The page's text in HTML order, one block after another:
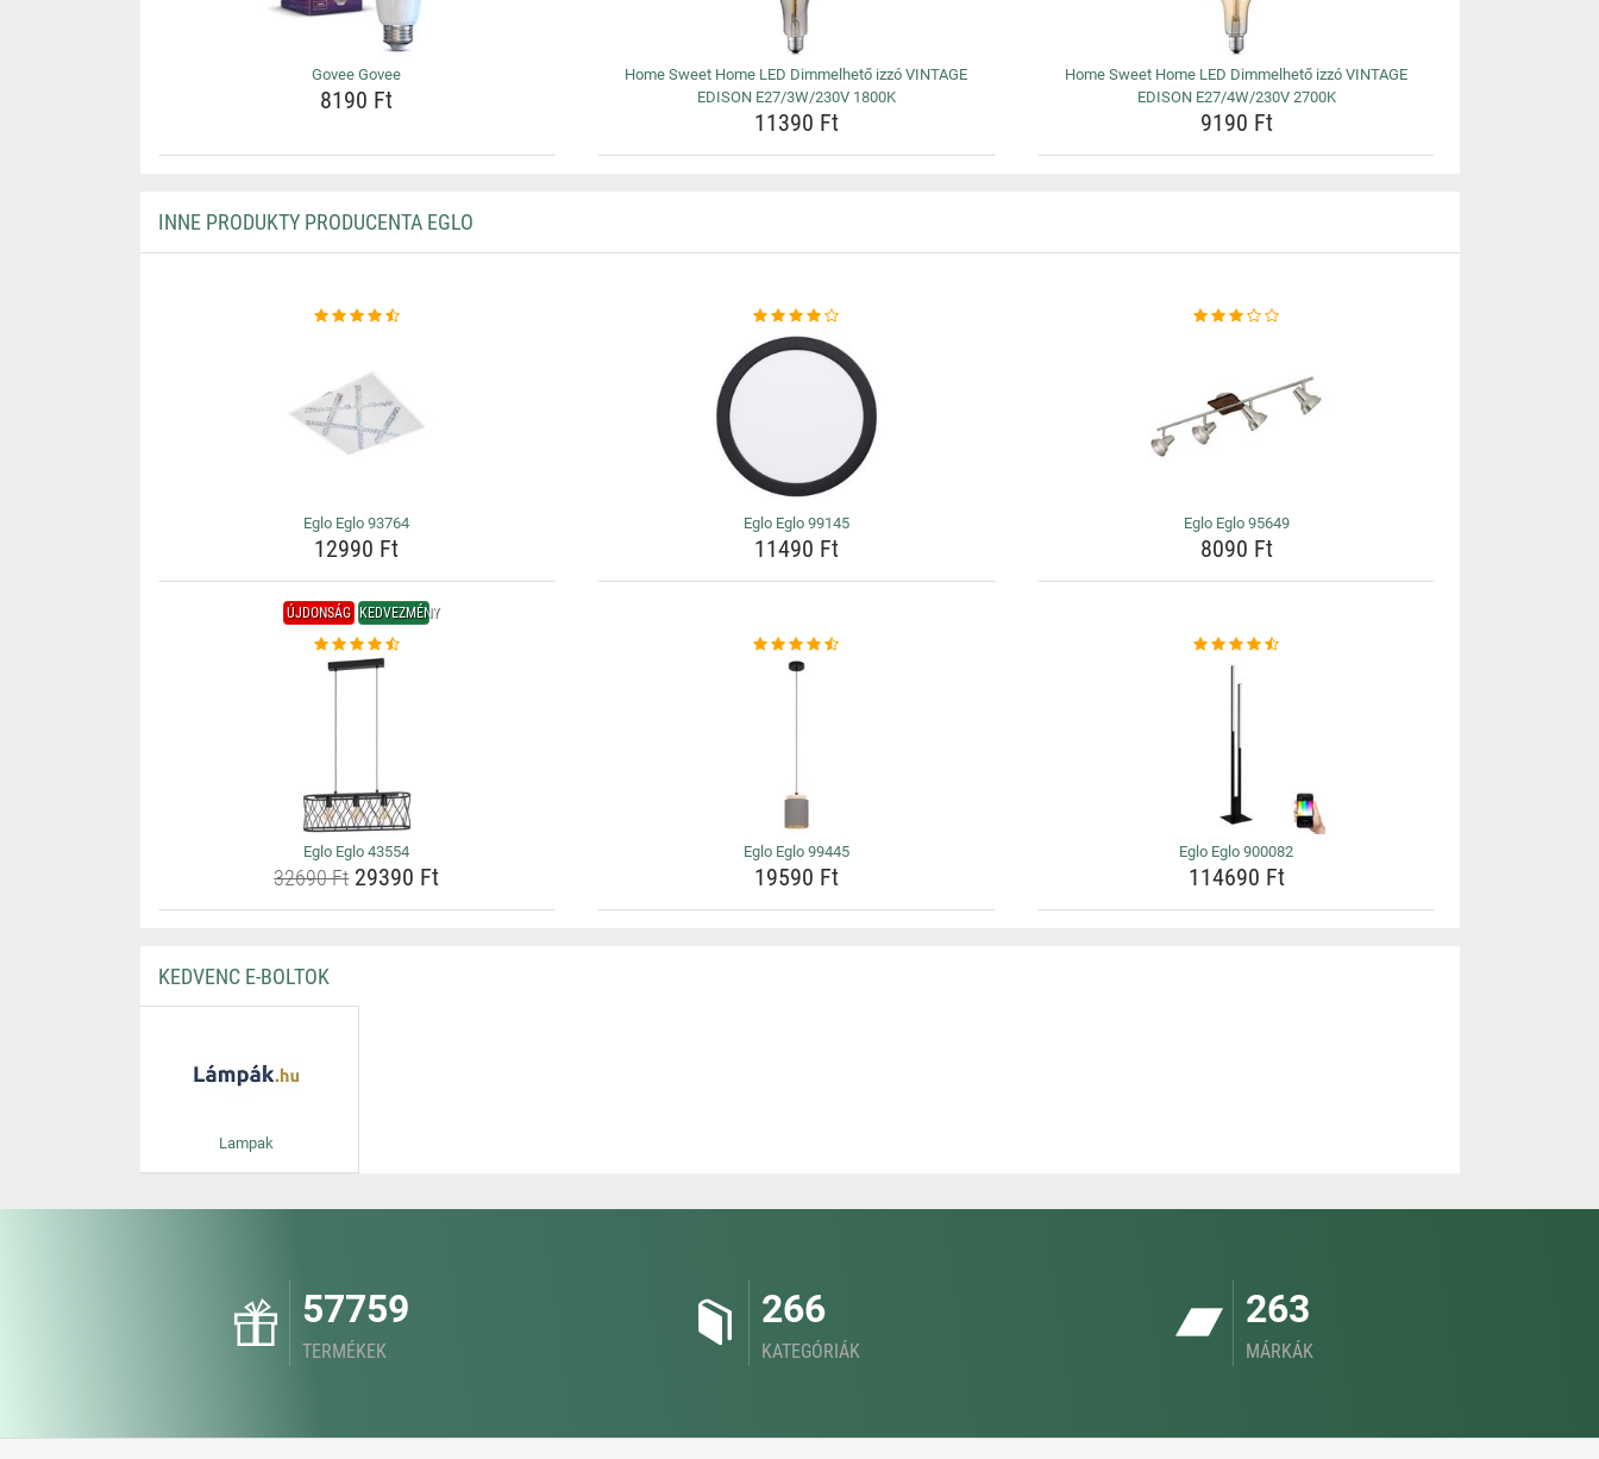
Govee Govee
8190 Ft
Home Sweet Home LED Dimmelhető izzó VINTAGE
EDISON E27/3W/230V 1800K
11390 Ft
Home Sweet Home LED Dimmelhető izzó VINTAGE
EDISON E27/4W/230V 2700K
9190 Ft
INNE PRODUKTY PRODUCENTA EGLO
Eglo Eglo 93764
12990 Ft
Eglo Eglo 99145
11490 Ft
Eglo Eglo 95649
8090 Ft
ÚJDONSÁG KEDVEZMÉNY
Eglo Eglo 43554
32690 Ft29390 Ft
Eglo Eglo 99445
19590 Ft
Eglo Eglo 900082
114690 Ft
KEDVENC E-BOLTOK
Lampak
57759
TERMÉKEK
266
KATEGÓRIÁK
263
MÁRKÁK